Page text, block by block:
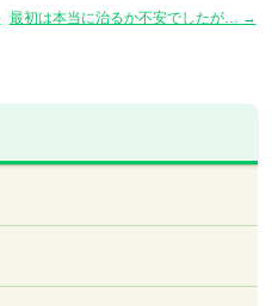
最初は本当に治るか不安でしたが… →